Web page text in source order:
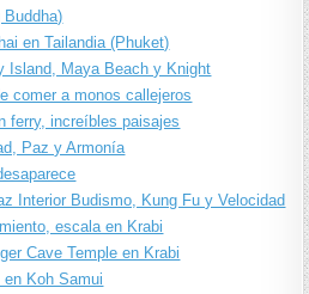
en Tailandia (Phuket)
Island, Maya Beach y Knight
comer a monos callejeros
ferry, increíbles paisajes
Paz y Armonía
Interior Budismo, Kung Fu y Velocidad
escala en Krabi
Cave Temple en Krabi
Koh Samui